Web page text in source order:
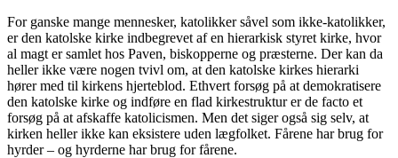
For ganske mange mennesker, katolikker såvel som ikke-katolikker,
er den katolske kirke indbegrevet af en hierarkisk styret kirke, hvor
al magt er samlet hos Paven, biskopperne og præsterne. Der kan da
heller ikke være nogen tvivl om, at den katolske kirkes hierarki
hører med til kirkens hjerteblod. Ethvert forsøg på at demokratisere
den katolske kirke og indføre en flad kirkestruktur er de facto et
forsøg på at afskaffe katolicismen. Men det siger også sig selv, at
kirken heller ikke kan eksistere uden lægfolket. Fårene har brug for
hyrder – og hyrderne har brug for fårene.